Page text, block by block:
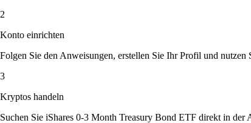
2
Konto einrichten
Folgen Sie den Anweisungen, erstellen Sie Ihr Profil und nutzen
3
Kryptos handeln
Suchen Sie iShares 0-3 Month Treasury Bond ETF direkt in